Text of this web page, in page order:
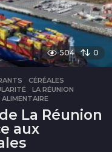
504 0
,CÉRÉALES
,LA RÉUNION
La Réunion
aux